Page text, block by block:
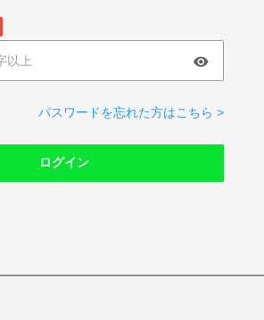
パスワードを忘れた方はこちら >
ログイン